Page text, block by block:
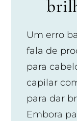
Um erro
fala de
para
capilar
para dar
Embora